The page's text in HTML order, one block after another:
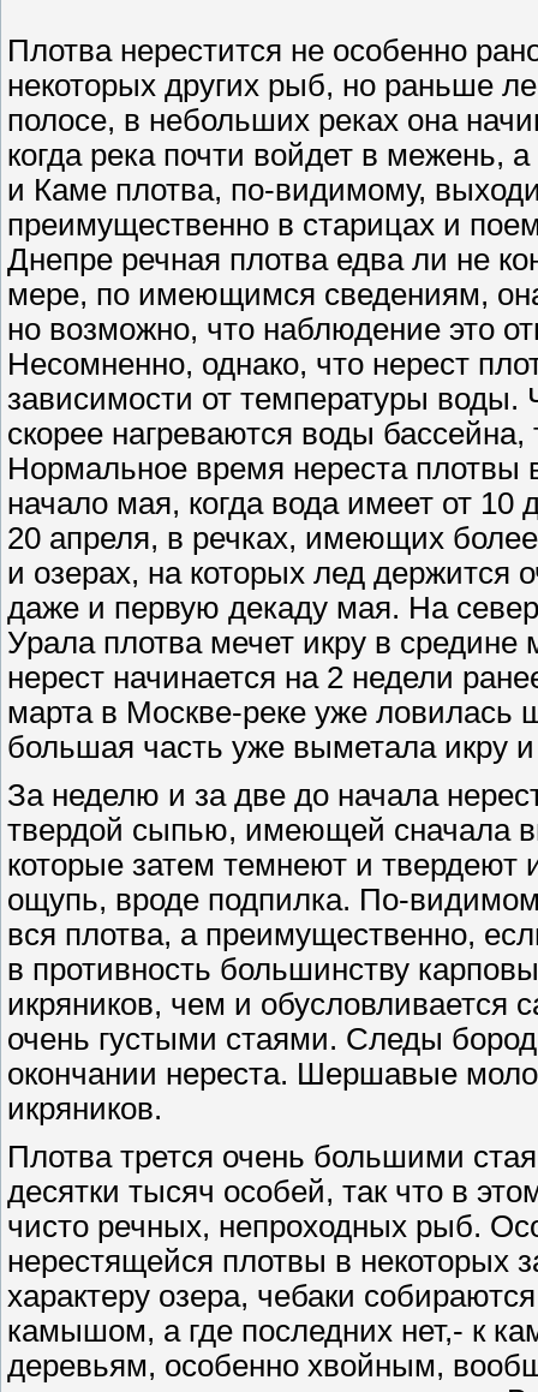
Плотва нерестится не особенно
некоторых других рыб, но раньше
полосе, в небольших реках она
когда река почти войдет в межень,
и Каме плотва, по-видимому,
преимущественно в старицах и
Днепре речная плотва едва ли не
мере, по имеющимся сведениям,
но возможно, что наблюдение это
Несомненно, однако, что нерест
зависимости от температуры
скорее нагреваются воды
Нормальное время нереста плотвы
начало мая, когда вода имеет от 10
20 апреля, в речках, имеющих
и озерах, на которых лед держится
даже и первую декаду мая. На
Урала плотва мечет икру в
нерест начинается на 2 недели
марта в Москве-реке уже ловилась
большая часть уже выметала икру
За неделю и за две до начала
твердой сыпью, имеющей сначала
которые затем темнеют и
ощупь, вроде подпилка. По-
вся плотва, а преимущественно,
в противность большинству
икряников, чем и
очень густыми стаями. Следы
окончании нереста. Шершавые
икряников.
Плотва трется очень большими
десятки тысяч особей, так что в
чисто речных, непроходных рыб.
нерестящейся плотвы в некоторых
характеру озера, чебаки
камышом, а где последних нет,- к
деревьям, особенно хвойным,